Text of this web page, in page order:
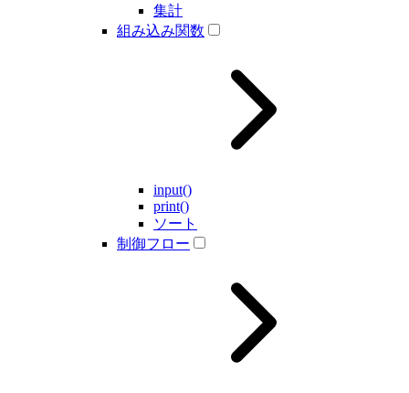
集計
組み込み関数
input()
print()
ソート
制御フロー